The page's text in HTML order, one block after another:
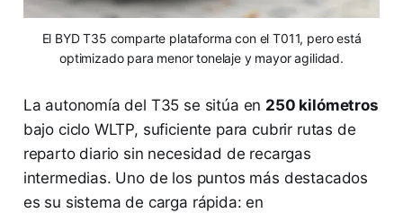
El BYD T35 comparte plataforma con el T011, pero está
optimizado para menor tonelaje y mayor agilidad.
La autonomía del T35 se sitúa en 250 kilómetros
bajo ciclo WLTP, suficiente para cubrir rutas de
reparto diario sin necesidad de recargas
intermedias. Uno de los puntos más destacados
es su sistema de carga rápida: en